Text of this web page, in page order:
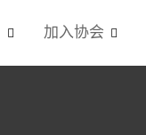
加入协会